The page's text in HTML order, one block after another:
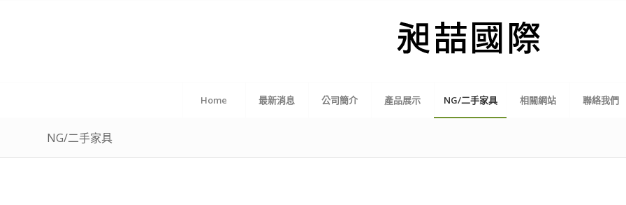
Home 最新消息 公司簡介 產品展示 NG/二手家具 相關網站 聯絡我們
NG/二手家具